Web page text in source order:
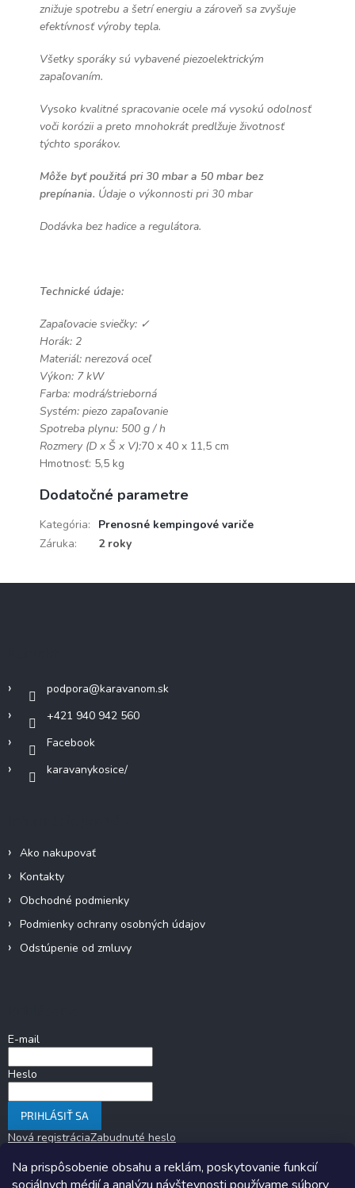
Na prispôsobenie obsahu a reklám, poskytovanie funkcií
znižuje spotrebu a šetrí energiu a zároveň sa zvyšuje
efektívnosť výroby tepla.
Všetky sporáky sú vybavené piezoelektrickým
zapaľovaním.
Vysoko kvalitné spracovanie ocele má vysokú odolnosť
voči korózii a preto mnohokrát predlžuje životnosť
týchto sporákov.
Môže byť použitá pri 30 mbar a 50 mbar bez
prepínania. Údaje o výkonnosti pri 30 mbar
Dodávka bez hadice a regulátora.
Technické údaje:
Zapaľovacie sviečky: ✓
Horák: 2
Materiál: nerezová oceľ
Výkon: 7 kW
Farba: modrá/strieborná
Systém: piezo zapaľovanie
Spotreba plynu: 500 g / h
Rozmery (D x Š x V):70 x 40 x 11,5 cm
Hmotnosť: 5,5 kg
Dodatočné parametre
Kategória:
Prenosné kempingové variče
Záruka: 2 roky
podpora@karavanom.sk
+421 940 942 560
Facebook
karavanykosice/
Ako nakupovať
Kontakty
Obchodné podmienky
Podmienky ochrany osobných údajov
Odstúpenie od zmluvy
E-mail
Heslo
PRIHLÁSIŤ SA
Nová registráciaZabudnuté heslo